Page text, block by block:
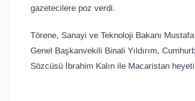
gazetecilere poz verdi.
Törene, Sanayi ve Teknoloji Bakanı
Genel Başkanvekili Binali Yıldırım,
Sözcüsü İbrahim Kalın ile Macaristan heyeti